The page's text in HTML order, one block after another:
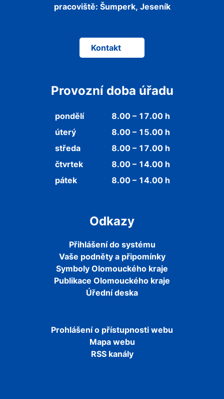
pracoviště: Šumperk, Jeseník
Kontakt
Provozní doba úřadu
pondělí
8.00 – 17.00 h
úterý
8.00 – 15.00 h
středa
8.00 – 17.00 h
čtvrtek
8.00 – 14.00 h
pátek
8.00 – 14.00 h
Odkazy
Přihlášení do systému
Vaše podněty a připomínky
Symboly Olomouckého kraje
Publikace Olomouckého kraje
Úřední deska
Prohlášení o přístupnosti webu
Mapa webu
RSS kanály